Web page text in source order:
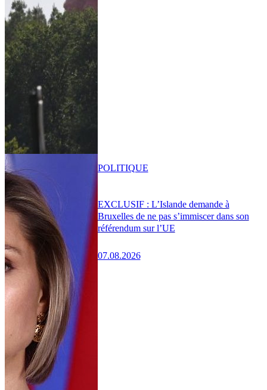
EXCLUSIF : L’Islande demande à
Bruxelles de ne pas s’immiscer dans son
référendum sur l’UE
07.08.2026
POLITIQUE